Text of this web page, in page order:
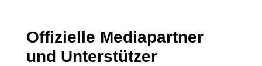
Offizielle Mediapartner
und Unterstützer